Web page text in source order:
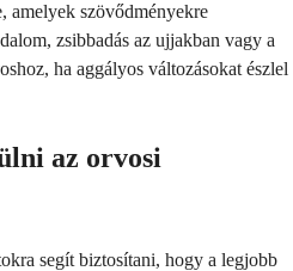
amelyek szövődményekre
zsibbadás az ujjakban vagy a
ha aggályos változásokat észlel
az orvosi
segít biztosítani, hogy a legjobb